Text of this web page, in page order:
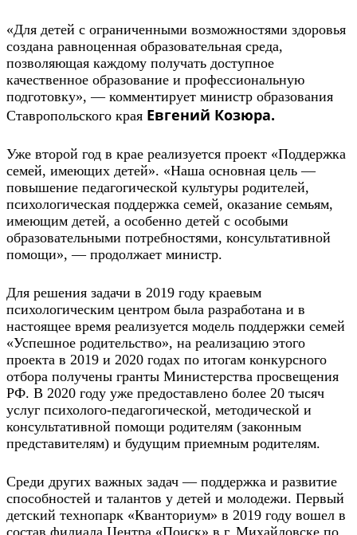
«Для детей с ограниченными возможностями здоровья
создана равноценная образовательная среда,
позволяющая каждому получать доступное
качественное образование и профессиональную
подготовку», — комментирует министр образования
Ставропольского края Евгений Козюра.
Уже второй год в крае реализуется проект «Поддержка
семей, имеющих детей». «Наша основная цель —
повышение педагогической культуры родителей,
психологическая поддержка семей, оказание семьям,
имеющим детей, а особенно детей с особыми
образовательными потребностями, консультативной
помощи», — продолжает министр.
Для решения задачи в 2019 году краевым
психологическим центром была разработана и в
настоящее время реализуется модель поддержки семей
«Успешное родительство», на реализацию этого
проекта в 2019 и 2020 годах по итогам конкурсного
отбора получены гранты Министерства просвещения
РФ. В 2020 году уже предоставлено более 20 тысяч
услуг психолого-педагогической, методической и
консультативной помощи родителям (законным
представителям) и будущим приемным родителям.
Среди других важных задач — поддержка и развитие
способностей и талантов у детей и молодежи. Первый
детский технопарк «Кванториум» в 2019 году вошел в
состав филиала Центра «Поиск» в г. Михайловске по